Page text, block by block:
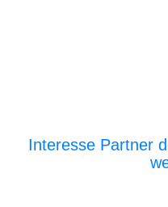
Interesse Partner